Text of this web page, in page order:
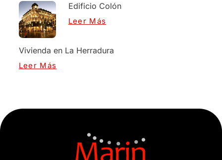
Edificio Colón
Leer Más
Vivienda en La Herradura
Leer Más